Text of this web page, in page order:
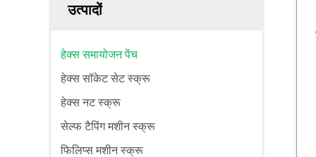
उत्पादों
हेक्स समायोजन पेंच
हेक्स सॉकेट सेट स्क्रू
हेक्स नट स्क्रू
सेल्फ टैपिंग मशीन स्क्रू
फिलिप्स मशीन स्क्रू